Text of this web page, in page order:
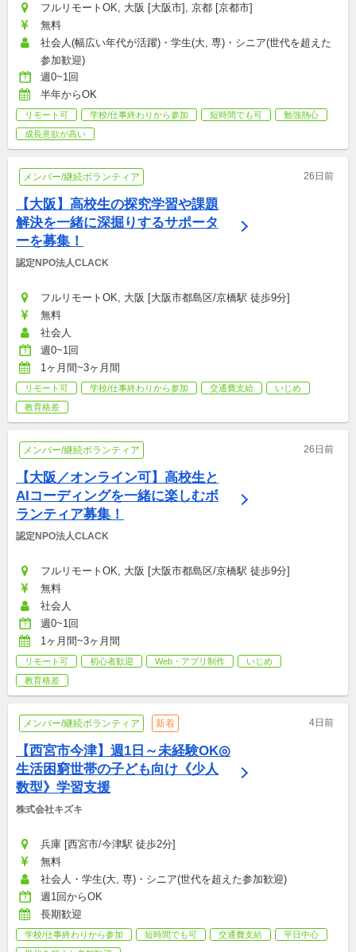
フルリモートOK, 大阪 [大阪市], 京都 [京都市]
無料
社会人(幅広い年代が活躍)・学生(大, 専)・シニア(世代を超えた
参加歓迎)
週0~1回
半年からOK
リモート可 学校/仕事終わりから参加 短時間でも可
勉強熱心
成長意欲が高い
メンバー/継続ボランティア 26日前
【大阪】高校生の探究学習や課題
解決を一緒に深掘りするサポータ
ーを募集！
認定NPO法人CLACK
フルリモートOK, 大阪 [大阪市都島区/京橋駅 徒歩9分]
無料
社会人
週0~1回
1ヶ月間~3ヶ月間
リモート可 学校/仕事終わりから参加 交通費支給
いじめ
教育格差
メンバー/継続ボランティア 26日前
【大阪／オンライン可】高校生と
AIコーディングを一緒に楽しむボ
ランティア募集！
認定NPO法人CLACK
フルリモートOK, 大阪 [大阪市都島区/京橋駅 徒歩9分]
無料
社会人
週0~1回
1ヶ月間~3ヶ月間
リモート可 初心者歓迎 Web・アプリ制作
いじめ
教育格差
メンバー/継続ボランティア 新着 4日前
【西宮市今津】週1日～未経験OK◎
生活困窮世帯の子ども向け《少人
数型》学習支援
株式会社キズキ
兵庫 [西宮市/今津駅 徒歩2分]
無料
社会人・学生(大, 専)・シニア(世代を超えた参加歓迎)
週1回からOK
長期歓迎
学校/仕事終わりから参加 短時間でも可 交通費支給
平日中心